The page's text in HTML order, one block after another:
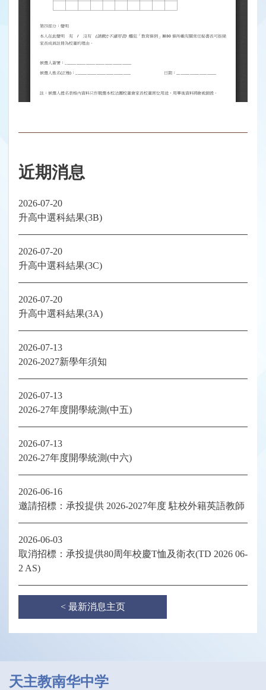
近期消息
2026-07-20
升高中選科結果(3B)
2026-07-20
升高中選科結果(3C)
2026-07-20
升高中選科結果(3A)
2026-07-13
2026-2027新學年須知
2026-07-13
2026-27年度開學統測(中五)
2026-07-13
2026-27年度開學統測(中六)
2026-06-16
邀請招標：承投提供 2026-2027年度 駐校外籍英語教師
2026-06-03
取消招標：承投提供80周年校慶T恤及衛衣(TD 2026 06-
2 AS)
< 最新消息主页
天主教南华中学